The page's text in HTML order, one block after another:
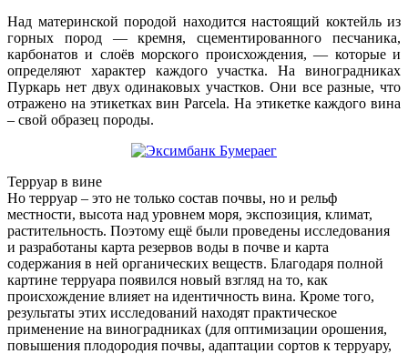
Над материнской породой находится настоящий коктейль из
горных пород — кремня, сцементированного песчаника,
карбонатов и слоёв морского происхождения, — которые и
определяют характер каждого участка. На виноградниках
Пуркарь нет двух одинаковых участков. Они все разные, что
отражено на этикетках вин Parcela. На этикетке каждого вина
– свой образец породы.
Терруар в вине
Но терруар – это не только состав почвы, но и рельф
местности, высота над уровнем моря, экспозиция, климат,
растительность. Поэтому ещё были проведены исследования
и разработаны карта резервов воды в почве и карта
содержания в ней органических веществ. Благодаря полной
картине терруара появился новый взгляд на то, как
происхождение влияет на идентичность вина. Кроме того,
результаты этих исследований находят практическое
применение на виноградниках (для оптимизации орошения,
повышения плодородия почвы, адаптации сортов к терруару,